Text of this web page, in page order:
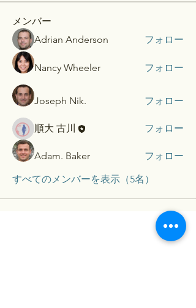
メンバー
Adrian Anderson
フォロー
Nancy Wheeler フォロー
Joseph Nik. フォロー
順大 古川 フォロー
Adam. Baker
フォロー
すべてのメンバーを表示（5名）